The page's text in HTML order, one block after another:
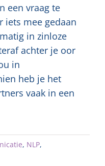
een vraag te
iets mee gedaan
in zinloze
achter je oor
in
heb je het
vaak in een
, NLP,